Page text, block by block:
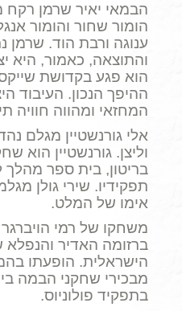
הבמאי יאיר שרמן רקח
הומור שחור והומור
ענוגה ורבת הוד. שרמן
והתוצאה, כאמור, היא
הוא פגע בקדושת
ההיפך הנכון. העיבוד
המחזאי ומהווה חוויה
אלי גורנשטיין מגלם
וליצן. גורנשטיין
בריטון, בית ספר
תפקידיו. שירי גולן
אימו של המלט.
משחקו של רמי הויברגר
ברזומה האדיר
הישראלית. הופעתו
מבכירי שחקני הבמה
בתפקיד פולוניוס.